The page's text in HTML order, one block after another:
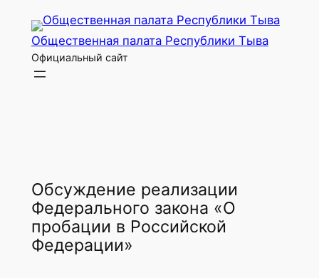
Перейти
содержимому
Общественная палата Республики Тыва
Официальный сайт
Обсуждение реализации
Федерального закона «О
пробации в Российской
Федерации»